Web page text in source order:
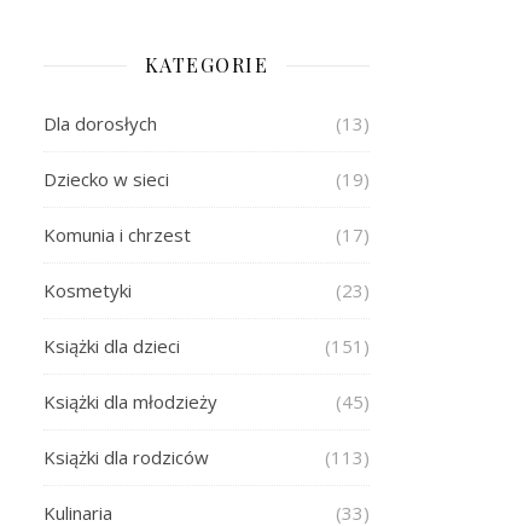
KATEGORIE
Dla dorosłych (13)
Dziecko w sieci (19)
Komunia i chrzest (17)
Kosmetyki (23)
Książki dla dzieci (151)
Książki dla młodzieży (45)
Książki dla rodziców (113)
Kulinaria (33)